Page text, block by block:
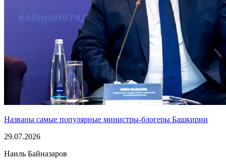
Названы самые популярные министры-блогеры Башкирии
29.07.2026
Наиль Байназаров